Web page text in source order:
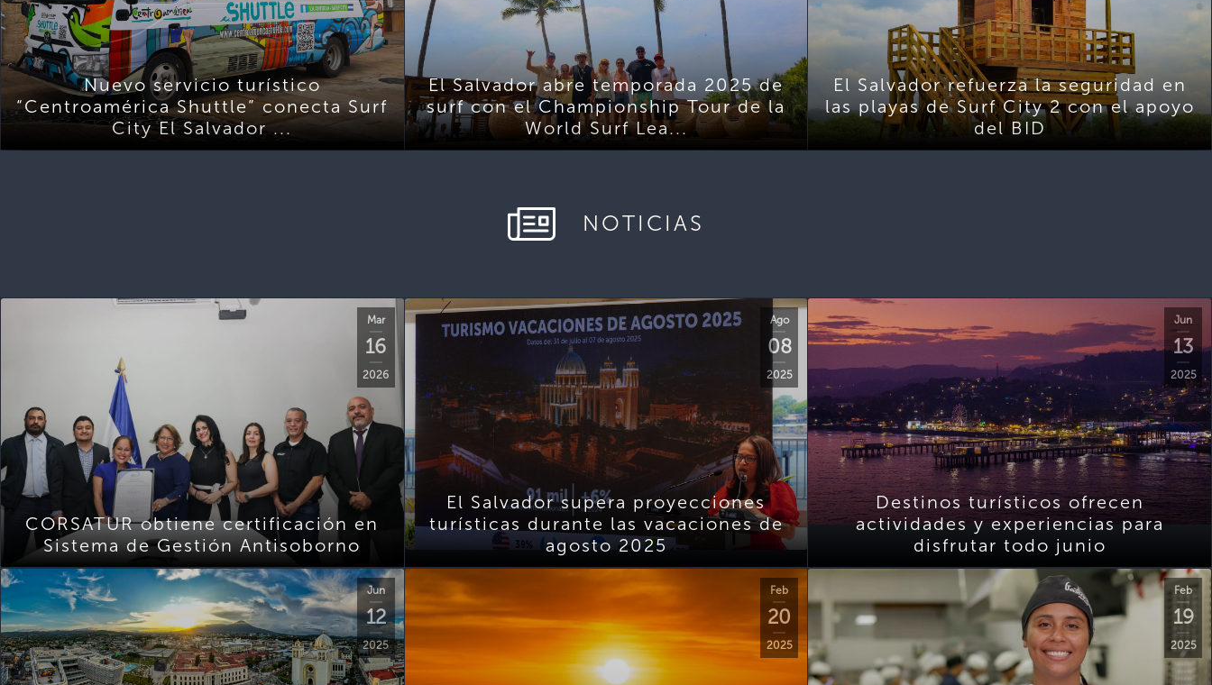
Nuevo servicio turístico
“Centroamérica Shuttle” conecta Surf
City El Salvador ...
El Salvador abre temporada 2025 de
surf con el Championship Tour de la
World Surf Lea...
El Salvador refuerza la seguridad en
las playas de Surf City 2 con el apoyo
del BID
NOTICIAS
Mar
16
2026
CORSATUR obtiene certificación en
Sistema de Gestión Antisoborno
Ago
08
2025
El Salvador supera proyecciones
turísticas durante las vacaciones de
agosto 2025
Jun
13
2025
Destinos turísticos ofrecen
actividades y experiencias para
disfrutar todo junio
Jun
12
2025
Feb
20
2025
Feb
19
2025